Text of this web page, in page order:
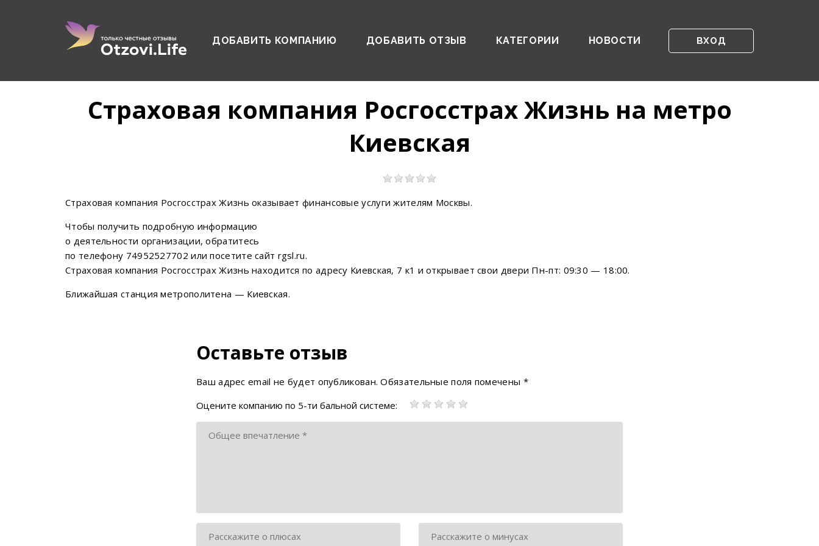
ДОБАВИТЬ КОМПАНИЮ ДОБАВИТЬ ОТЗЫВ КАТЕГОРИИ НОВОСТИ ВХОД
Страховая компания Росгосстрах Жизнь на метро
Киевская
Страховая компания Росгосстрах Жизнь оказывает финансовые услуги жителям Москвы.
Чтобы получить подробную информацию
о деятельности организации, обратитесь
по телефону 74952527702 или посетите сайт rgsl.ru.
Страховая компания Росгосстрах Жизнь находится по адресу Киевская, 7 к1 и открывает свои двери Пн-пт: 09:30 — 18:00.
Ближайшая станция метрополитена — Киевская.
Оставьте отзыв
Ваш адрес email не будет опубликован. Обязательные поля помечены *
Оцените компанию по 5-ти бальной системе: